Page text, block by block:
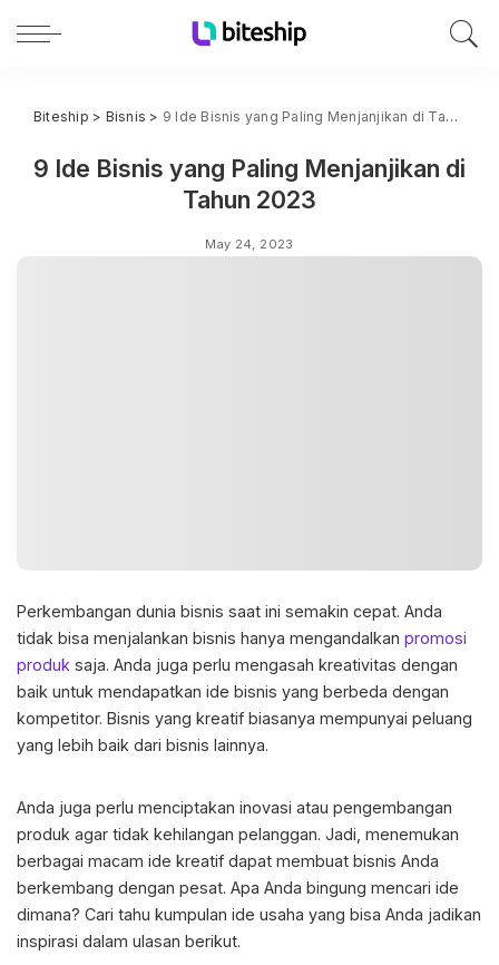
Biteship > Bisnis > 9 Ide Bisnis yang Paling Menjanjikan di Tahun 2023
9 Ide Bisnis yang Paling Menjanjikan di
Tahun 2023
May 24, 2023
Perkembangan dunia bisnis saat ini semakin cepat. Anda
tidak bisa menjalankan bisnis hanya mengandalkan promosi
produk saja. Anda juga perlu mengasah kreativitas dengan
baik untuk mendapatkan ide bisnis yang berbeda dengan
kompetitor. Bisnis yang kreatif biasanya mempunyai peluang
yang lebih baik dari bisnis lainnya.
Anda juga perlu menciptakan inovasi atau pengembangan
produk agar tidak kehilangan pelanggan. Jadi, menemukan
berbagai macam ide kreatif dapat membuat bisnis Anda
berkembang dengan pesat. Apa Anda bingung mencari ide
dimana? Cari tahu kumpulan ide usaha yang bisa Anda jadikan
inspirasi dalam ulasan berikut.